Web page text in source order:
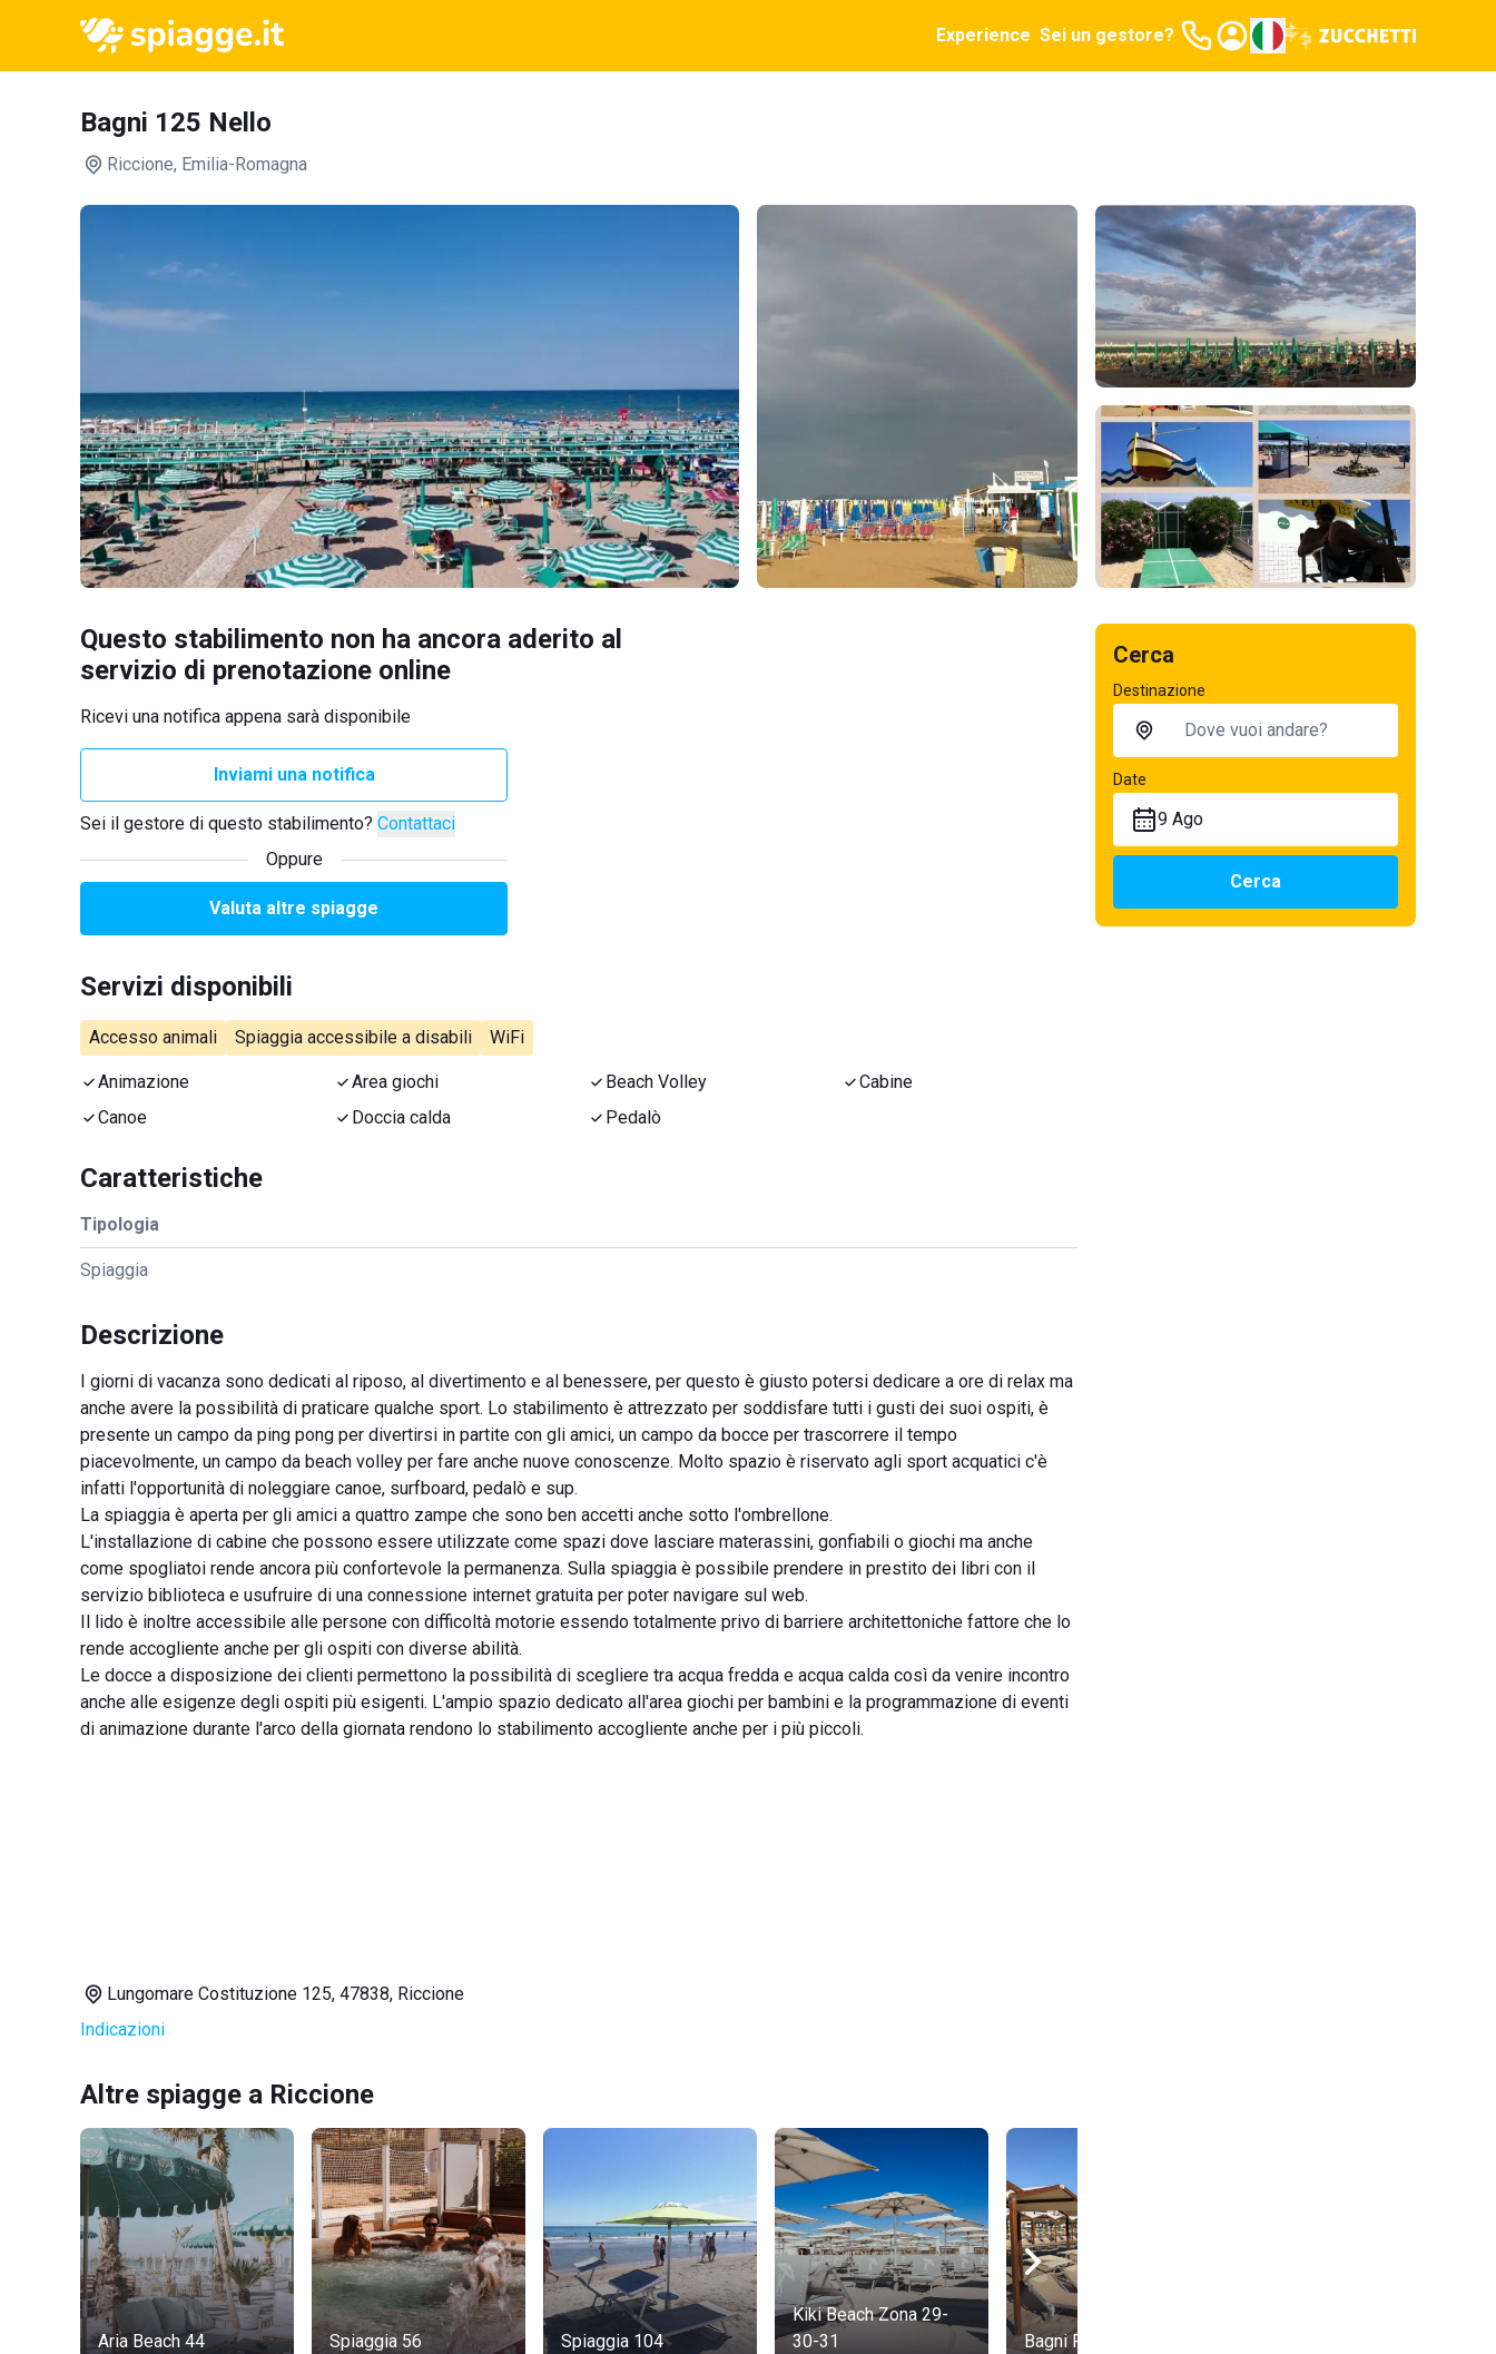
Experience Sei un gestore?
Bagni 125 Nello
Riccione, Emilia-Romagna
Questo stabilimento non ha ancora aderito al
servizio di prenotazione online
Ricevi una notifica appena sarà disponibile
Inviami una notifica
Sei il gestore di questo stabilimento? Contattaci
Oppure
Valuta altre spiagge
Servizi disponibili
Accesso animali Spiaggia accessibile a disabili WiFi
Animazione Area giochi Beach Volley
Cabine
Canoe
Doccia calda Pedalò
Caratteristiche
Tipologia
Spiaggia
Descrizione
I giorni di vacanza sono dedicati al riposo, al divertimento e al benessere, per questo è giusto potersi dedicare a ore di relax ma
anche avere la possibilità di praticare qualche sport. Lo stabilimento è attrezzato per soddisfare tutti i gusti dei suoi ospiti, è
presente un campo da ping pong per divertirsi in partite con gli amici, un campo da bocce per trascorrere il tempo
piacevolmente, un campo da beach volley per fare anche nuove conoscenze. Molto spazio è riservato agli sport acquatici c'è
infatti l'opportunità di noleggiare canoe, surfboard, pedalò e sup.
La spiaggia è aperta per gli amici a quattro zampe che sono ben accetti anche sotto l'ombrellone.
L'installazione di cabine che possono essere utilizzate come spazi dove lasciare materassini, gonfiabili o giochi ma anche
come spogliatoi rende ancora più confortevole la permanenza. Sulla spiaggia è possibile prendere in prestito dei libri con il
servizio biblioteca e usufruire di una connessione internet gratuita per poter navigare sul web.
Il lido è inoltre accessibile alle persone con difficoltà motorie essendo totalmente privo di barriere architettoniche fattore che lo
rende accogliente anche per gli ospiti con diverse abilità.
Le docce a disposizione dei clienti permettono la possibilità di scegliere tra acqua fredda e acqua calda così da venire incontro
anche alle esigenze degli ospiti più esigenti. L'ampio spazio dedicato all'area giochi per bambini e la programmazione di eventi
di animazione durante l'arco della giornata rendono lo stabilimento accogliente anche per i più piccoli.
Lungomare Costituzione 125, 47838, Riccione
Indicazioni
Altre spiagge a Riccione
Aria Beach 44 Spiaggia 56 Spiaggia 104
Kiki Beach Zona 29-
30-31
Bagni Fabio 84
Cerca
Destinazione
Date
9 Ago
Cerca